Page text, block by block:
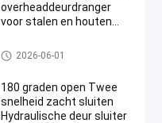
overheaddeurdranger
voor stalen en houten
Hydraulische Deur - dichter
2026-06-01
180 graden open Twee
snelheid zacht sluiten
Hydraulische deur sluiter